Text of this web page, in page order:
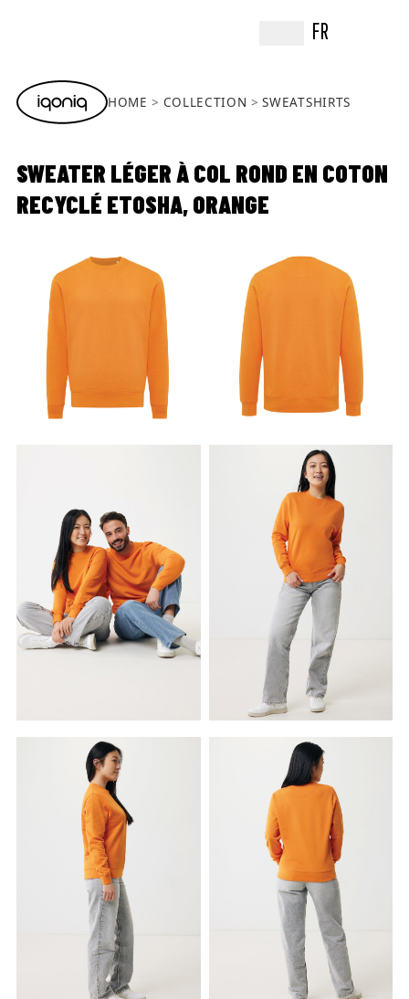
FR
HOME COLLECTION SWEATSHIRTS
SWEATER LÉGER À COL ROND EN COTON
RECYCLÉ ETOSHA, ORANGE